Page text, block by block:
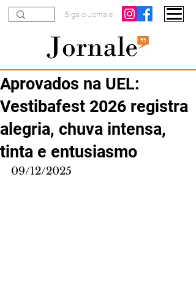
Siga o Jornale
Aprovados na UEL:
Vestibafest 2026 registra
alegria, chuva intensa,
tinta e entusiasmo
09/12/2025